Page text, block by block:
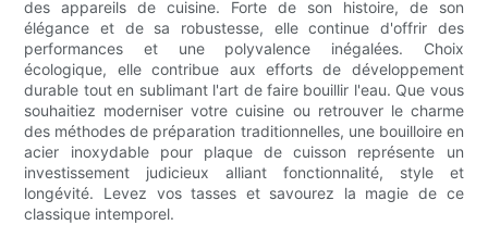
des appareils de cuisine. Forte de son histoire, de son
élégance et de sa robustesse, elle continue d'offrir des
performances et une polyvalence inégalées. Choix
écologique, elle contribue aux efforts de développement
durable tout en sublimant l'art de faire bouillir l'eau. Que vous
souhaitiez moderniser votre cuisine ou retrouver le charme
des méthodes de préparation traditionnelles, une bouilloire en
acier inoxydable pour plaque de cuisson représente un
investissement judicieux alliant fonctionnalité, style et
longévité. Levez vos tasses et savourez la magie de ce
classique intemporel.